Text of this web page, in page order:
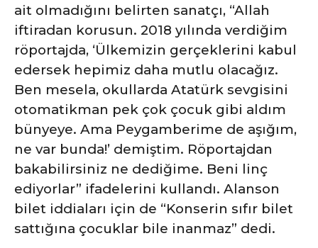
ait olmadığını belirten sanatçı, “Allah
iftiradan korusun. 2018 yılında verdiğim
röportajda, ‘Ülkemizin gerçeklerini kabul
edersek hepimiz daha mutlu olacağız.
Ben mesela, okullarda Atatürk sevgisini
otomatikman pek çok çocuk gibi aldım
bünyeye. Ama Peygamberime de aşığım,
ne var bunda!’ demiştim. Röportajdan
bakabilirsiniz ne dediğime. Beni linç
ediyorlar” ifadelerini kullandı. Alanson
bilet iddiaları için de “Konserin sıfır bilet
sattığına çocuklar bile inanmaz” dedi.